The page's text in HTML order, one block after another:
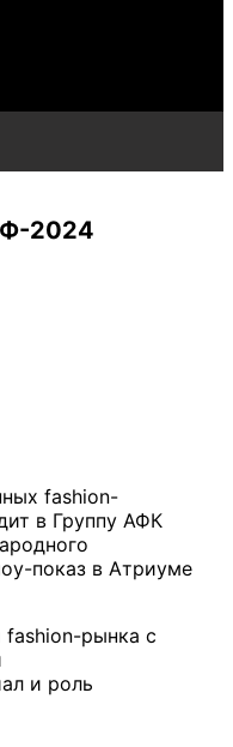
2024
fashion-
в Группу АФК
показ в Атриуме
fashion-рынка с
и роль